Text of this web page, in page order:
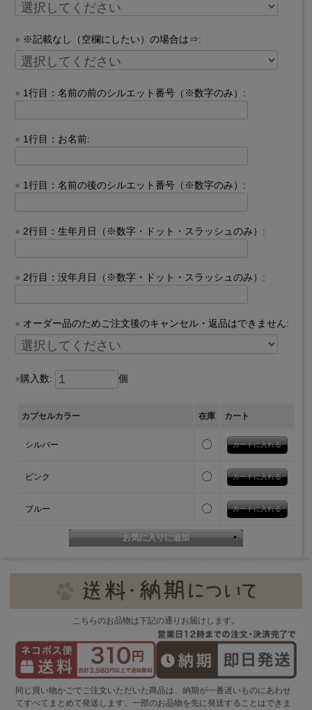
※記載なし（空欄にしたい）の場合は⇒:
1行目：名前の前のシルエット番号（※数字のみ）:
1行目：お名前:
1行目：名前の後のシルエット番号（※数字のみ）:
2行目：生年月日（※数字・ドット・スラッシュのみ）:
2行目：没年月日（※数字・ドット・スラッシュのみ）:
オーダー品のためご注文後のキャンセル・返品はできません:
購入数: 個
カプセルカラー 在庫 カート
シルバー 〇
ピンク 〇
ブルー 〇
こちらのお品物は下記の通りお届けします。
同じ買い物かごでご注文いただいた商品は、納期が一番遅いものにあわせ
てすべてまとめて発送します。一部のお品物を先に発送することはできま